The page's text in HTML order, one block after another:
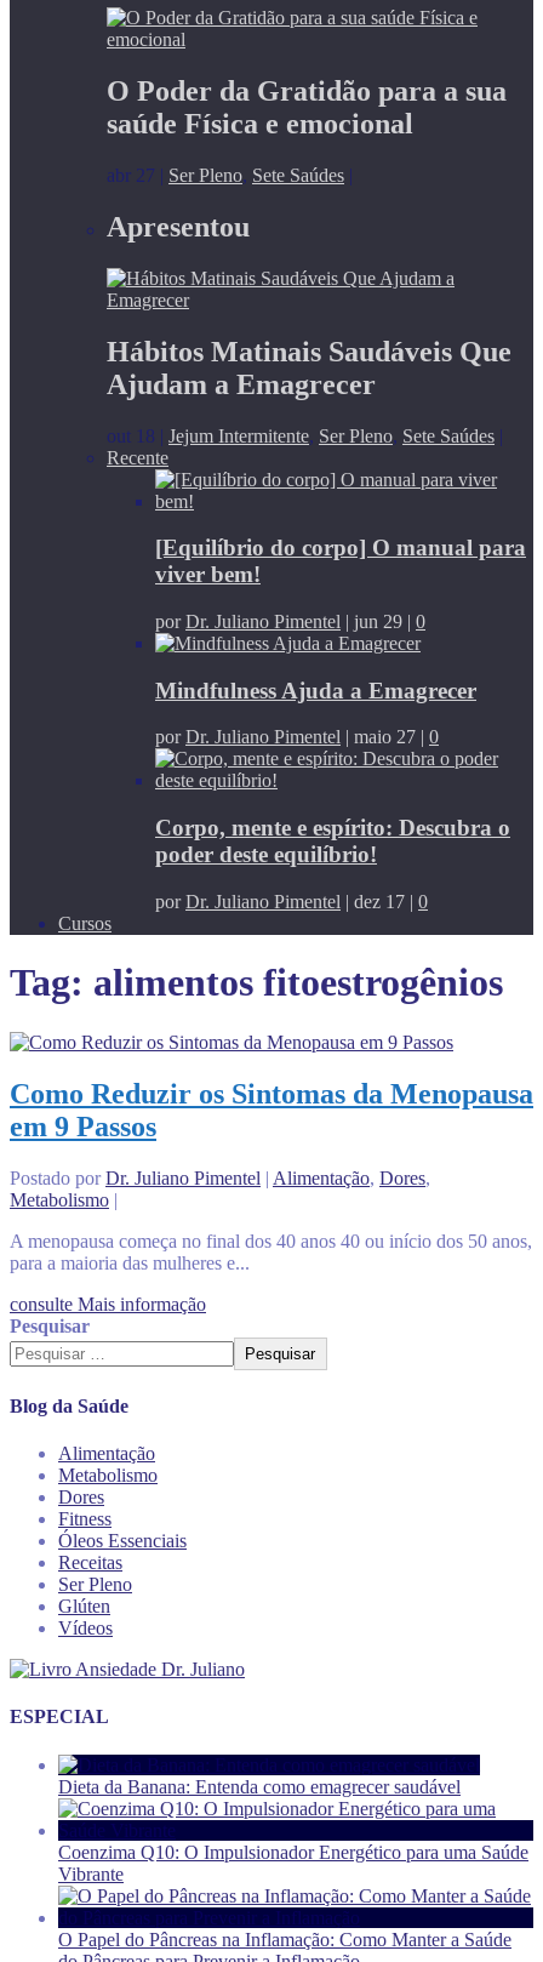
O Poder da Gratidão para a sua
saúde Física e emocional
abr 27 | Ser Pleno, Sete Saúdes |
Apresentou
Hábitos Matinais Saudáveis Que
Ajudam a Emagrecer
out 18 | Jejum Intermitente, Ser Pleno, Sete Saúdes |
Recente
[Equilíbrio do corpo] O manual para
viver bem!
porDr. Juliano Pimentel | jun 29 | 0
Mindfulness Ajuda a Emagrecer
porDr. Juliano Pimentel maio 27 0
Corpo, mente e espírito: Descubra o
poder deste equilíbrio!
porDr. Juliano Pimentel | dez 17 | 0
Cursos
Tag: alimentos fitoestrogênios
Como Reduzir os Sintomas da Menopausa
em 9 Passos
Postado porDr. Juliano Pimentel | Alimentação, Dores,
Metabolismo |
A menopausa começa no final dos 40 anos 40 ou início dos 50 anos,
para a maioria das mulheres e...
consulte Mais informação
Pesquisar
Pesquisar
Blog da Saúde
Alimentação
Metabolismo
Dores
Fitness
Óleos Essenciais
Receitas
Ser Pleno
Glúten
Vídeos
ESPECIAL
Dieta da Banana: Entenda como emagrecer saudável
Coenzima Q10: O Impulsionador Energético para uma Saúde
Vibrante
O Papel do Pâncreas na Inflamação: Como Manter a Saúde